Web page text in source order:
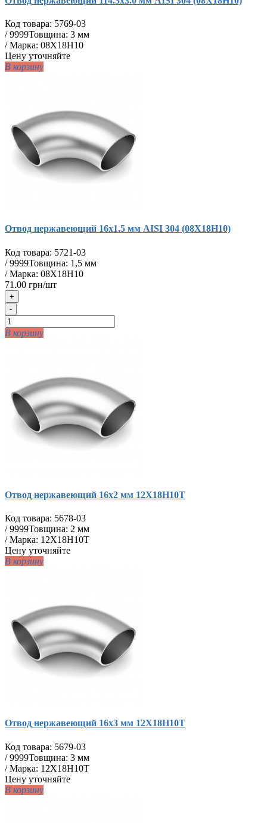
Код товара: 5769-03
/9999Товщина: 3 мм
/ Марка: 08Х18Н10
Цену уточняйте
В корзину
Отвод нержавеющий 16х1.5 мм AISI 304 (08Х18Н10)
Код товара: 5721-03
/9999Товщина: 1,5 мм
/ Марка: 08Х18Н10
71.00 грн/шт
+
-
В корзину
Отвод нержавеющий 16х2 мм 12Х18Н10Т
Код товара: 5678-03
/9999Товщина: 2 мм
/ Марка: 12Х18Н10Т
Цену уточняйте
В корзину
Отвод нержавеющий 16х3 мм 12Х18Н10Т
Код товара: 5679-03
/9999Товщина: 3 мм
/ Марка: 12Х18Н10Т
Цену уточняйте
В корзину